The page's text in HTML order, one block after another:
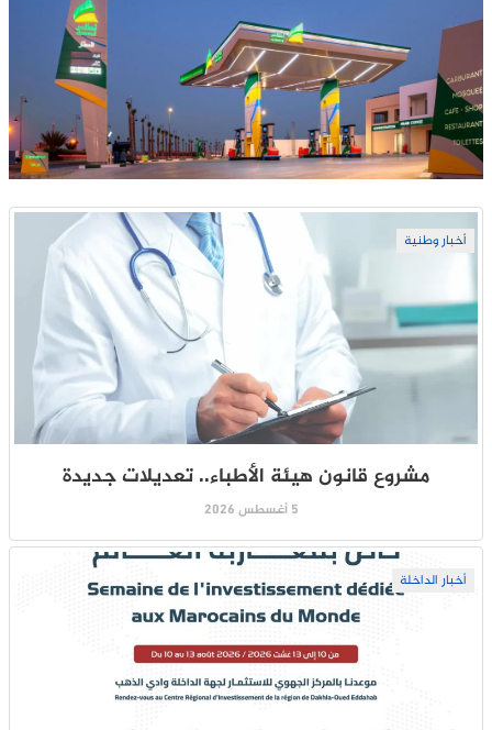
أخبار وطنية
مشروع قانون هيئة الأطباء.. تعديلات جديدة
5 أغسطس 2026
أخبار الداخلة